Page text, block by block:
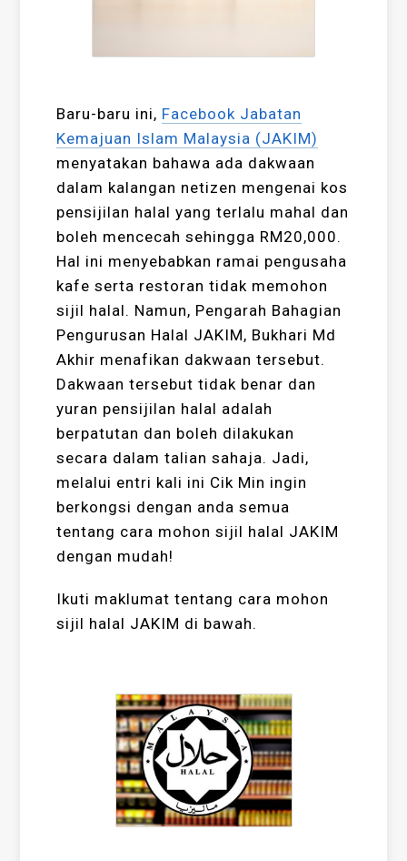
Baru-baru ini, Facebook Jabatan
Kemajuan Islam Malaysia (JAKIM)
menyatakan bahawa ada dakwaan
dalam kalangan netizen mengenai kos
pensijilan halal yang terlalu mahal dan
boleh mencecah sehingga RM20,000.
Hal ini menyebabkan ramai pengusaha
kafe serta restoran tidak memohon
sijil halal. Namun, Pengarah Bahagian
Pengurusan Halal JAKIM, Bukhari Md
Akhir menafikan dakwaan tersebut.
Dakwaan tersebut tidak benar dan
yuran pensijilan halal adalah
berpatutan dan boleh dilakukan
secara dalam talian sahaja. Jadi,
melalui entri kali ini Cik Min ingin
berkongsi dengan anda semua
tentang cara mohon sijil halal JAKIM
dengan mudah!
Ikuti maklumat tentang cara mohon
sijil halal JAKIM di bawah.